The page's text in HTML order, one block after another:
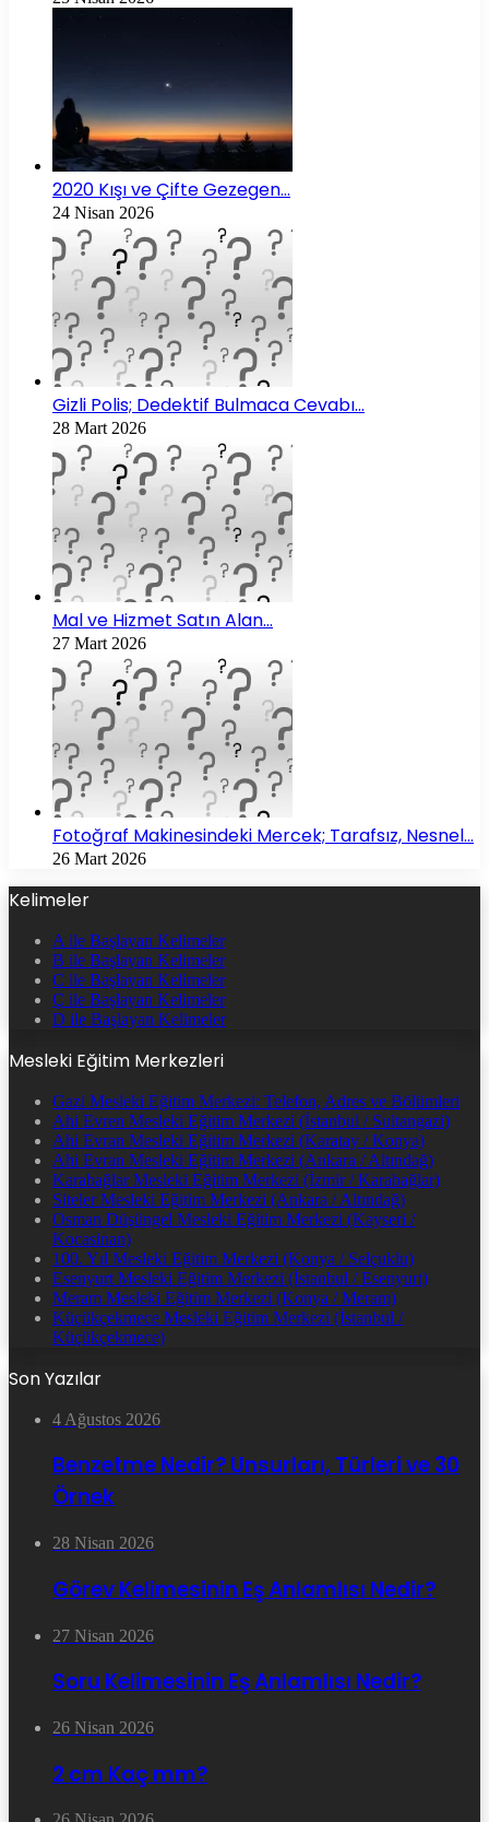
2020 Kışı ve Çifte Gezegen…
24 Nisan 2026
Gizli Polis; Dedektif Bulmaca Cevabı…
28 Mart 2026
Mal ve Hizmet Satın Alan…
27 Mart 2026
Fotoğraf Makinesindeki Mercek; Tarafsız, Nesnel…
26 Mart 2026
Kelimeler
A ile Başlayan Kelimeler
B ile Başlayan Kelimeler
C ile Başlayan Kelimeler
Ç ile Başlayan Kelimeler
D ile Başlayan Kelimeler
Mesleki Eğitim Merkezleri
Gazi Mesleki Eğitim Merkezi: Telefon, Adres ve Bölümleri
Ahi Evren Mesleki Eğitim Merkezi (İstanbul / Sultangazi)
Ahi Evran Mesleki Eğitim Merkezi (Karatay / Konya)
Ahi Evran Mesleki Eğitim Merkezi (Ankara / Altındağ)
Karabağlar Mesleki Eğitim Merkezi (İzmir / Karabağlar)
Siteler Mesleki Eğitim Merkezi (Ankara / Altındağ)
Osman Düşüngel Mesleki Eğitim Merkezi (Kayseri /
Kocasinan)
100. Yıl Mesleki Eğitim Merkezi (Konya / Selçuklu)
Esenyurt Mesleki Eğitim Merkezi (İstanbul / Esenyurt)
Meram Mesleki Eğitim Merkezi (Konya / Meram)
Küçükçekmece Mesleki Eğitim Merkezi (İstanbul /
Küçükçekmece)
Son Yazılar
4 Ağustos 2026
Benzetme Nedir? Unsurları, Türleri ve 30
Örnek
28 Nisan 2026
Görev Kelimesinin Eş Anlamlısı Nedir?
27 Nisan 2026
Soru Kelimesinin Eş Anlamlısı Nedir?
26 Nisan 2026
2 cm Kaç mm?